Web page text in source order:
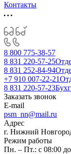
Контакты
8 800 775-38-57
8 831 220-57-25
8 831 252-84-94
+7 910 007-22-21
8 831 220-57-23
Заказать звонок
E-mail
psm_nn@mail.ru
Адрес
г. Нижний
Режим работы
Пн. – Пт.: с 08:00